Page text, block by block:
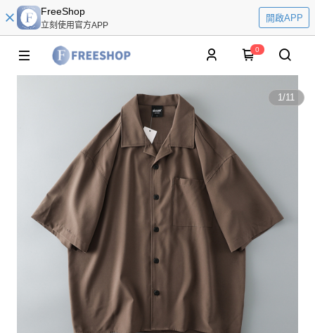
FreeShop
立刻使用官方APP
開啟APP
0
1/11